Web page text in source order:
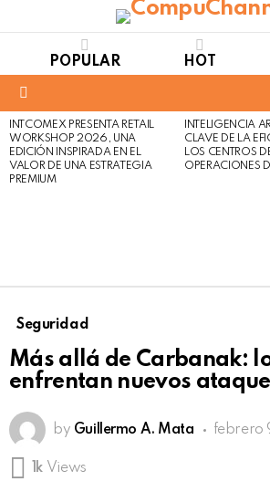
POPULAR HOT
LATEST
STORIES
INTCOMEX PRESENTA RETAIL
WORKSHOP 2026, UNA
EDICIÓN INSPIRADA EN EL
VALOR DE UNA ESTRATEGIA
PREMIUM
INTELIGENCIA
CLAVE DE LA
LOS CENTROS
OPERACIONES
Seguridad
Más allá de Carbanak:
enfrentan nuevos
by Guillermo A. Mata febrero
1k Views